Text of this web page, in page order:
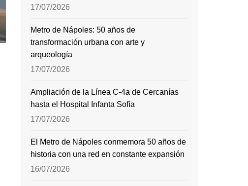
17/07/2026
Metro de Nápoles: 50 años de
transformación urbana con arte y
arqueología
17/07/2026
Ampliación de la Línea C-4a de Cercanías
hasta el Hospital Infanta Sofía
17/07/2026
El Metro de Nápoles conmemora 50 años de
historia con una red en constante expansión
16/07/2026